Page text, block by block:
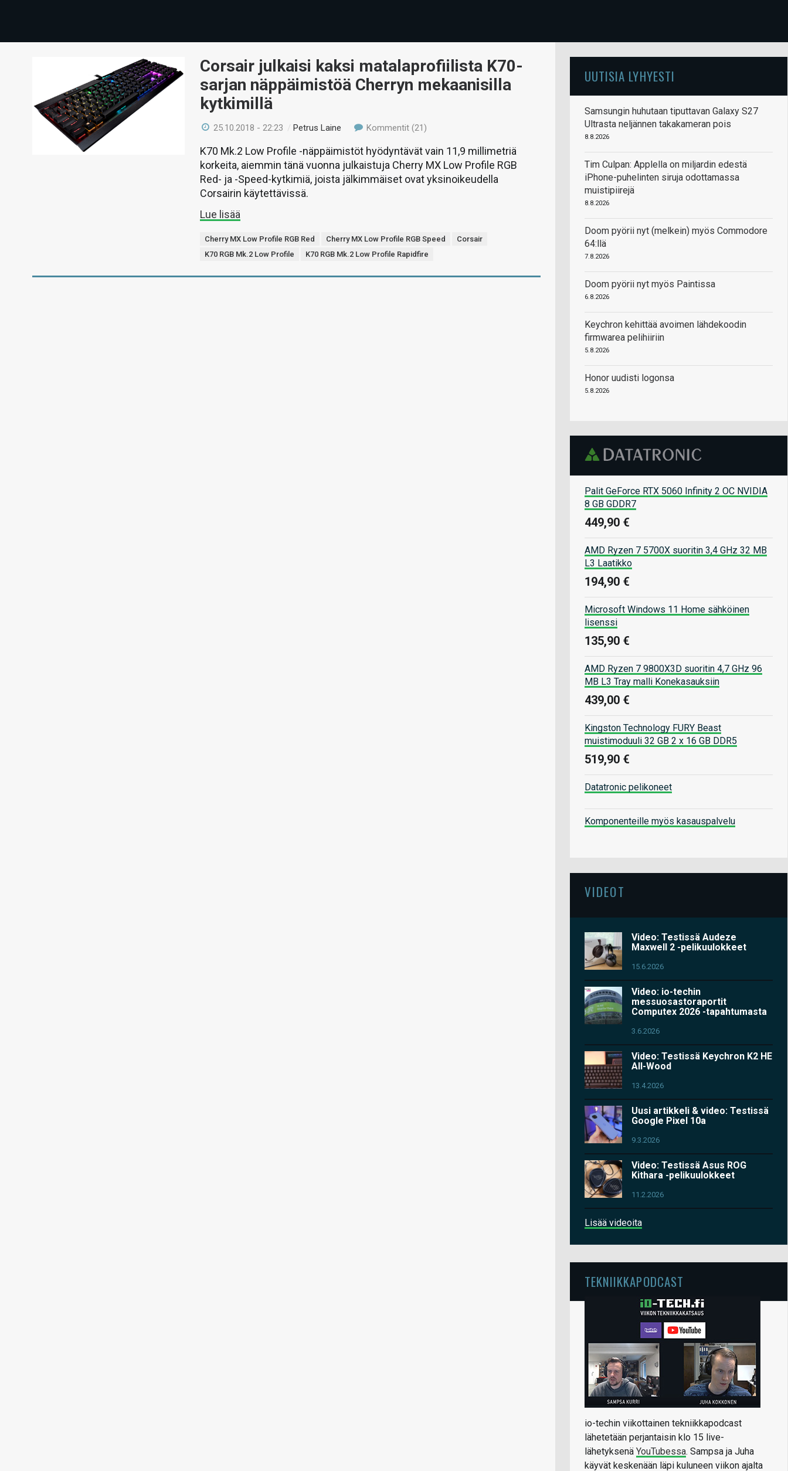
Corsair julkaisi kaksi matalaprofiilista K70-
sarjan näppäimistöä Cherryn mekaanisilla
kytkimillä
25.10.2018 - 22:23 /Petrus Laine Kommentit (21)
K70 Mk.2 Low Profile -näppäimistöt hyödyntävät vain 11,9 millimetriä
korkeita, aiemmin tänä vuonna julkaistuja Cherry MX Low Profile RGB
Red- ja -Speed-kytkimiä, joista jälkimmäiset ovat yksinoikeudella
Corsairin käytettävissä.
Lue lisää
Cherry MX Low Profile RGB Red Cherry MX Low Profile RGB Speed
Corsair
K70 RGB Mk.2 Low Profile
K70 RGB Mk.2 Low Profile Rapidfire
UUTISIA LYHYESTI
Samsungin huhutaan tiputtavan Galaxy S27
Ultrasta neljännen takakameran pois
8.8.2026
Tim Culpan: Applella on miljardin edestä
iPhone-puhelinten siruja odottamassa
muistipiirejä
8.8.2026
Doom pyörii nyt (melkein) myös Commodore
64:llä
7.8.2026
Doom pyörii nyt myös Paintissa
6.8.2026
Keychron kehittää avoimen lähdekoodin
firmwarea pelihiiriin
5.8.2026
Honor uudisti logonsa
5.8.2026
Palit GeForce RTX 5060 Infinity 2 OC NVIDIA
8 GB GDDR7
449,90 €
AMD Ryzen 7 5700X suoritin 3,4 GHz 32 MB
L3 Laatikko
194,90 €
Microsoft Windows 11 Home sähköinen
lisenssi
135,90 €
AMD Ryzen 7 9800X3D suoritin 4,7 GHz 96
MB L3 Tray malli Konekasauksiin
439,00 €
Kingston Technology FURY Beast
muistimoduuli 32 GB 2 x 16 GB DDR5
519,90 €
Datatronic pelikoneet
Komponenteille myös kasauspalvelu
VIDEOT
Video: Testissä Audeze
Maxwell 2 -pelikuulokkeet
15.6.2026
Video: io-techin
messuosastoraportit
Computex 2026 -tapahtumasta
3.6.2026
Video: Testissä Keychron K2 HE
All-Wood
13.4.2026
Uusi artikkeli & video: Testissä
Google Pixel 10a
9.3.2026
Video: Testissä Asus ROG
Kithara -pelikuulokkeet
11.2.2026
Lisää videoita
TEKNIIKKAPODCAST
io-techin viikottainen tekniikkapodcast
lähetetään perjantaisin klo 15 live-
lähetyksenä YouTubessa. Sampsa ja Juha
käyvät keskenään läpi kuluneen viikon ajalta